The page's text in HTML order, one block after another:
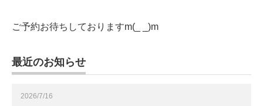
ご予約お待ちしておりますm(_ _)m
最近のお知らせ
2026/7/16